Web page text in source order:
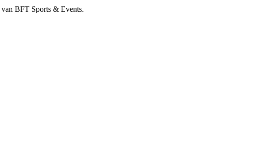
van BFT Sports & Events.